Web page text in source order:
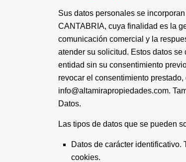
Sus datos personales se
CANTABRIA, cuya finalidad es la
comunicación comercial y la
atender su solicitud. Estos datos
entidad sin su consentimiento
revocar el consentimiento
info@altamirapropiedades.com.
Datos.
Las tipos de datos que se pueden
Datos de carácter
cookies.